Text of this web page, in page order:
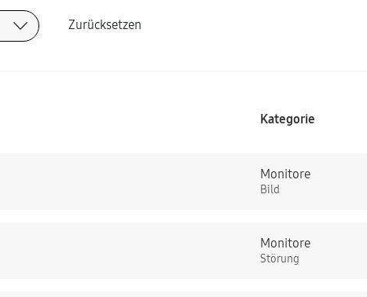
Zurücksetzen
Kategorie
Monitore
Bild
Monitore
Störung